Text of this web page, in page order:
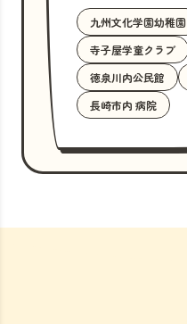
九州文化学園幼稚園
寺子屋学童クラブ
徳泉川内公民館
長崎市内 病院